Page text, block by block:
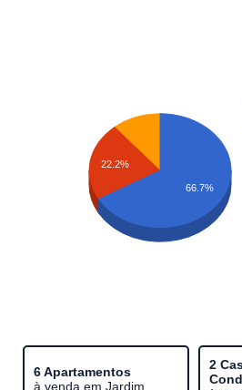
22.2%
66.7%
6 Apartamentos
à venda em Jardim
2